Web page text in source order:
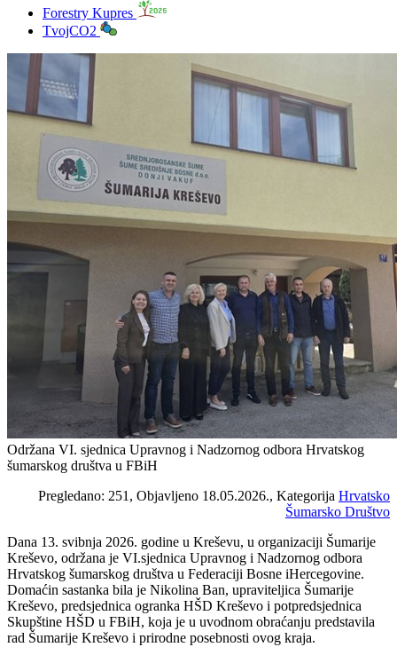
Forestry Kupres
TvojCO2
Održana VI. sjednica Upravnog i Nadzornog odbora Hrvatskog
šumarskog društva u FBiH
Pregledano: 251, Objavljeno 18.05.2026., Kategorija Hrvatsko
Šumarsko Društvo
Dana 13. svibnja 2026. godine u Kreševu, u organizaciji Šumarije
Kreševo, održana je VI.sjednica Upravnog i Nadzornog odbora
Hrvatskog šumarskog društva u Federaciji Bosne iHercegovine.
Domaćin sastanka bila je Nikolina Ban, upraviteljica Šumarije
Kreševo, predsjednica ogranka HŠD Kreševo i potpredsjednica
Skupštine HŠD u FBiH, koja je u uvodnom obraćanju predstavila
rad Šumarije Kreševo i prirodne posebnosti ovog kraja.